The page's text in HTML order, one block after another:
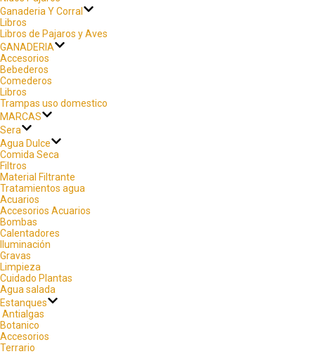
Ganaderia Y Corral
Libros
Libros de Pajaros y Aves
GANADERIA
Accesorios
Bebederos
Comederos
Libros
Trampas uso domestico
MARCAS
Sera
Agua Dulce
Comida Seca
Filtros
Material Filtrante
Tratamientos agua
Acuarios
Accesorios Acuarios
Bombas
Calentadores
Iluminación
Gravas
Limpieza
Cuidado Plantas
Agua salada
Estanques
Antialgas
Botanico
Accesorios
Terrario